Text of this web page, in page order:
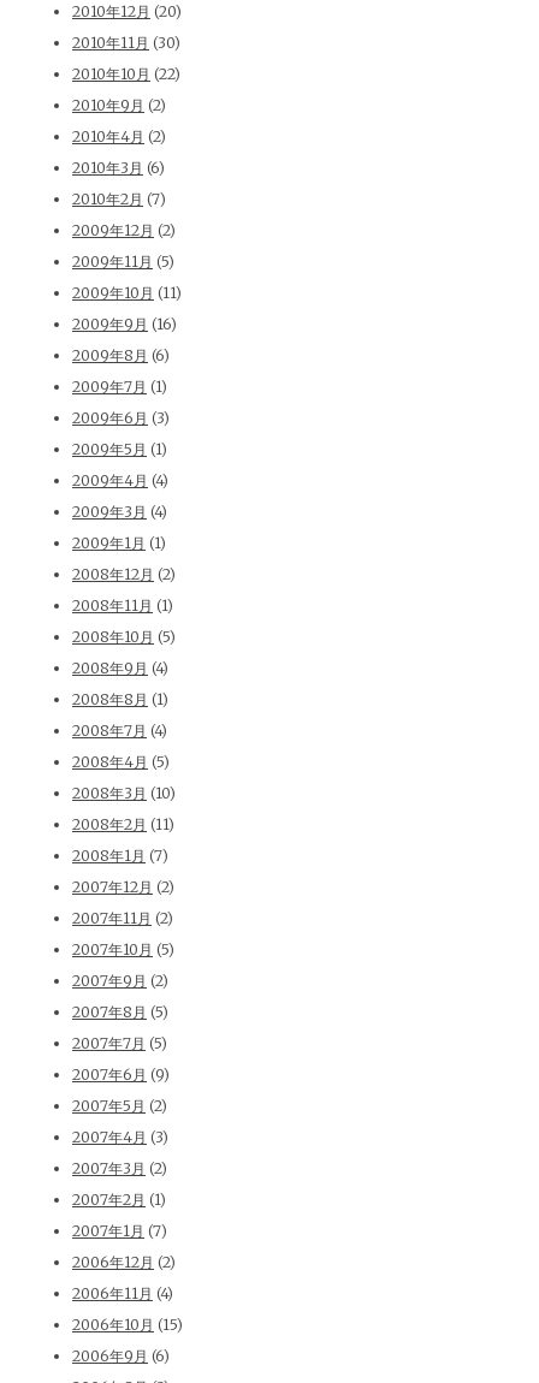
2010年12月 (20)
2010年11月 (30)
2010年10月 (22)
2010年9月 (2)
2010年4月 (2)
2010年3月 (6)
2010年2月 (7)
2009年12月 (2)
2009年11月 (5)
2009年10月 (11)
2009年9月 (16)
2009年8月 (6)
2009年7月 (1)
2009年6月 (3)
2009年5月 (1)
2009年4月 (4)
2009年3月 (4)
2009年1月 (1)
2008年12月 (2)
2008年11月 (1)
2008年10月 (5)
2008年9月 (4)
2008年8月 (1)
2008年7月 (4)
2008年4月 (5)
2008年3月 (10)
2008年2月 (11)
2008年1月 (7)
2007年12月 (2)
2007年11月 (2)
2007年10月 (5)
2007年9月 (2)
2007年8月 (5)
2007年7月 (5)
2007年6月 (9)
2007年5月 (2)
2007年4月 (3)
2007年3月 (2)
2007年2月 (1)
2007年1月 (7)
2006年12月 (2)
2006年11月 (4)
2006年10月 (15)
2006年9月 (6)